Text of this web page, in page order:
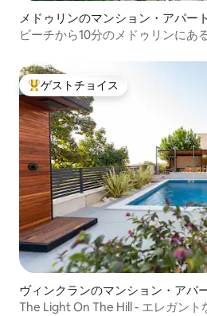
メドゥリンのマンション・アパート
ビーチから10分のメドゥリンにあ
大好評のゲストチョイスです。
ゲストチョイス
ヴィンクランのマンション・アパ
The Light On The Hill - エレガント